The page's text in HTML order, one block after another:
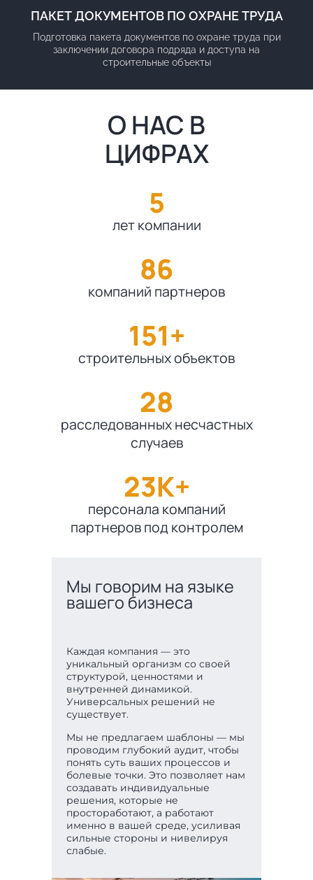
ПАКЕТ ДОКУМЕНТОВ ПО ОХРАНЕ ТРУДА
Подготовка пакета документов по охране труда при
заключении договора подряда и доступа на
строительные объекты
О НАС В
ЦИФРАХ
5
лет компании
86
компаний партнеров
180+
строительных объектов
28
расследованных несчастных
случаев
23K+
персонала компаний
партнеров под контролем
Мы говорим на языке
вашего бизнеса
Каждая компания — это
уникальный организм со своей
структурой, ценностями и
внутренней динамикой.
Универсальных решений не
существует.
Мы не предлагаем шаблоны — мы
проводим глубокий аудит, чтобы
понять суть ваших процессов и
болевые точки. Это позволяет нам
создавать индивидуальные
решения, которые не
простоработают, а работают
именно в вашей среде, усиливая
сильные стороны и нивелируя
слабые.